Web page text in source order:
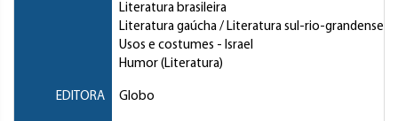
Literatura brasileira
Literatura gaúcha / Literatura sul-rio-grandense
Usos e costumes - Israel
Humor (Literatura)
EDITORA Globo